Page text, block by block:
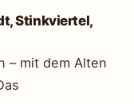
Stinkviertel,
– mit dem Alten